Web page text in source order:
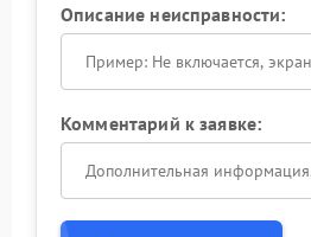
Описание неисправности:
Комментарий к заявке: